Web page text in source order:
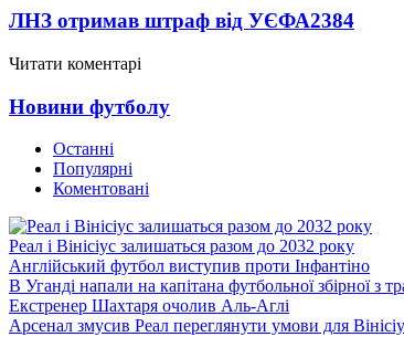
ЛНЗ отримав штраф від УЄФА2384
Читати коментарі
Новини футболу
Останні
Популярні
Коментовані
Реал і Вінісіус залишаться разом до 2032 року
Англійський футбол виступив проти Інфантіно
В Уганді напали на капітана футбольної збірної з
Екстренер Шахтаря очолив Аль-Аглі
Арсенал змусив Реал переглянути умови для